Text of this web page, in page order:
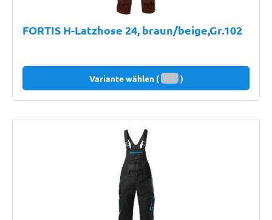
FORTIS H-Latzhose 24, braun/beige,Gr.102
Variante wählen ( )